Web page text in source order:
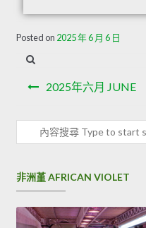
Posted on 2025 年 6 月 6 日
2025年六月 JUNE
非洲堇 AFRICAN VIOLET